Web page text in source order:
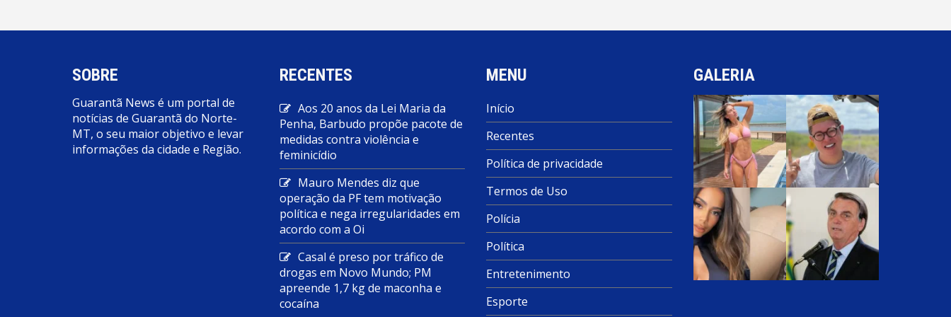
SOBRE
Guarantã News é um portal de
notícias de Guarantã do Norte-
MT, o seu maior objetivo e levar
informações da cidade e Região.
RECENTES
Aos 20 anos da Lei Maria da
Penha, Barbudo propõe pacote de
medidas contra violência e
feminicídio
Mauro Mendes diz que
operação da PF tem motivação
política e nega irregularidades em
acordo com a Oi
Casal é preso por tráfico de
drogas em Novo Mundo; PM
apreende 1,7 kg de maconha e
cocaína
MENU
Início
Recentes
Política de privacidade
Termos de Uso
Polícia
Política
Entretenimento
Esporte
GALERIA